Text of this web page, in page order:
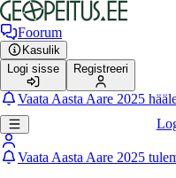
Foorum
Kasulik
Logi sisse
Registreeri
Vaata Aasta Aare 2025
Vaata Aasta Aare 2025